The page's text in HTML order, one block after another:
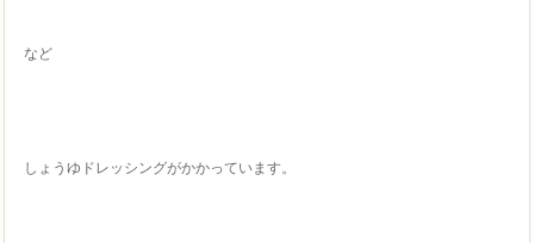
など
しょうゆドレッシングがかかっています。